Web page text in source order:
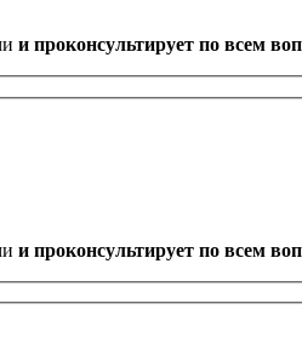
и проконсультирует по всем
и проконсультирует по всем